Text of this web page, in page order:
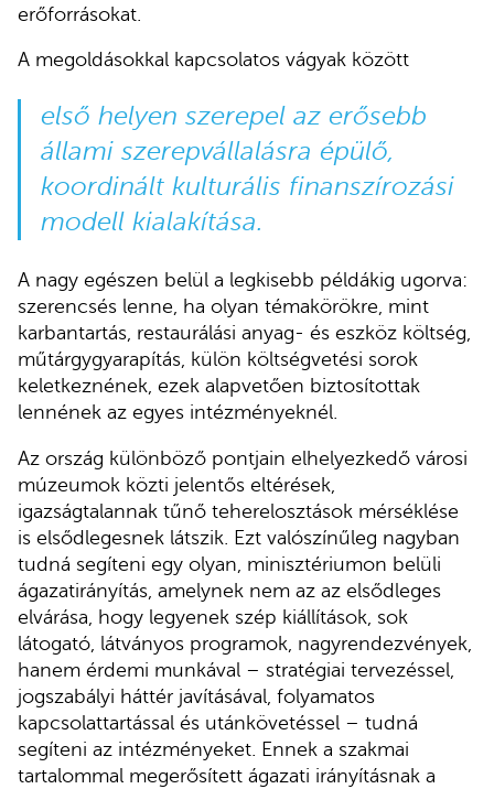
erőforrásokat.
A megoldásokkal kapcsolatos vágyak között
első helyen szerepel az erősebb
állami szerepvállalásra épülő,
koordinált kulturális finanszírozási
modell kialakítása.
A nagy egészen belül a legkisebb példákig ugorva:
szerencsés lenne, ha olyan témakörökre, mint
karbantartás, restaurálási anyag- és eszköz költség,
műtárgygyarapítás, külön költségvetési sorok
keletkeznének, ezek alapvetően biztosítottak
lennének az egyes intézményeknél.
Az ország különböző pontjain elhelyezkedő városi
múzeumok közti jelentős eltérések,
igazságtalannak tűnő teherelosztások mérséklése
is elsődlegesnek látszik. Ezt valószínűleg nagyban
tudná segíteni egy olyan, minisztériumon belüli
ágazatirányítás, amelynek nem az az elsődleges
elvárása, hogy legyenek szép kiállítások, sok
látogató, látványos programok, nagyrendezvények,
hanem érdemi munkával – stratégiai tervezéssel,
jogszabályi háttér javításával, folyamatos
kapcsolattartással és utánkövetéssel – tudná
segíteni az intézményeket. Ennek a szakmai
tartalommal megerősített ágazati irányításnak a